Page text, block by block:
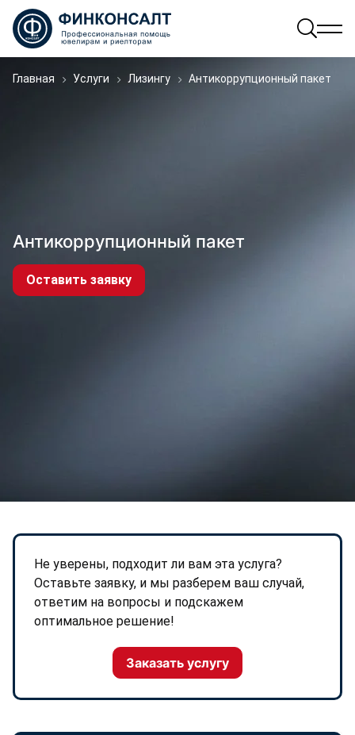
Главная Услуги Лизингу Антикоррупционный пакет
Антикоррупционный пакет
Оставить заявку
Не уверены, подходит ли вам эта услуга?
Оставьте заявку, и мы разберем ваш случай,
ответим на вопросы и подскажем
оптимальное решение!
Заказать услугу